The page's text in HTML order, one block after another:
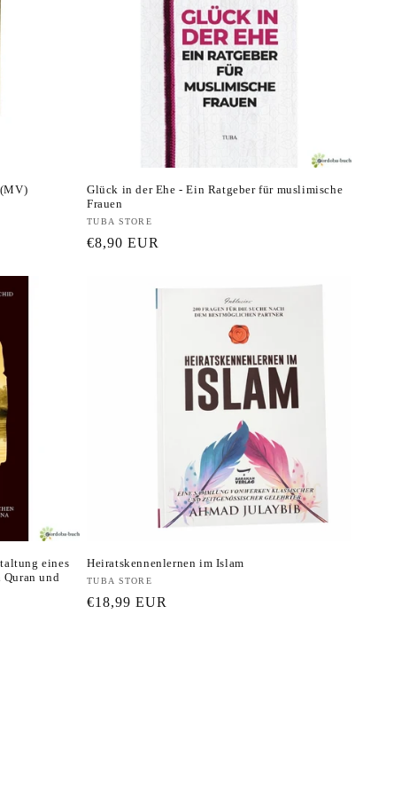
Glück in der Ehe - Ein Ratgeber für muslimische
Frauen
Anbieter:
TUBA STORE
Normaler
€8,90 EUR
eines
Quran und
Heiratskennenlernen im Islam
Anbieter:
TUBA STORE
Normaler
€18,99 EUR